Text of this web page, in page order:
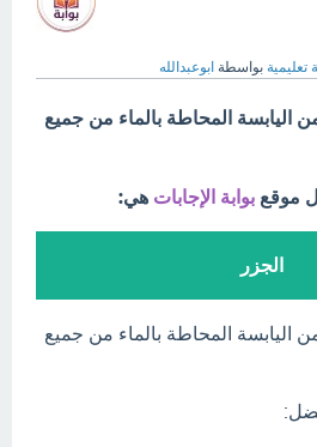
تعليمية بواسطة ابوعبدالله
اليابسة المحاطة بالماء من جميع
موقع بوابة الإجابات هي:
الجزر
اليابسة المحاطة بالماء من جميع